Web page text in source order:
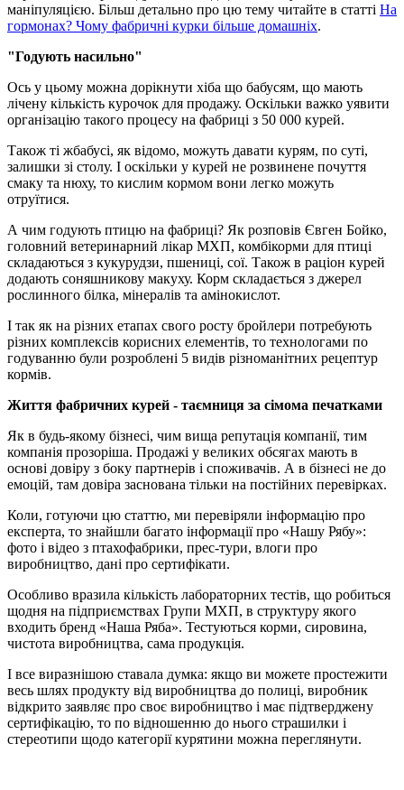
маніпуляцією. Більш детально про цю тему читайте в статті На
гормонах? Чому фабричні курки більше домашніх.
"Годують насильно"
Ось у цьому можна дорікнути хіба що бабусям, що мають
лічену кількість курочок для продажу. Оскільки важко уявити
організацію такого процесу на фабриці з 50 000 курей.
Також ті жбабусі, як відомо, можуть давати курям, по суті,
залишки зі столу. І оскільки у курей не розвинене почуття
смаку та нюху, то кислим кормом вони легко можуть
отруїтися.
А чим годують птицю на фабриці? Як розповів Євген Бойко,
головний ветеринарний лікар МХП, комбікорми для птиці
складаються з кукурудзи, пшениці, сої. Також в раціон курей
додають соняшникову макуху. Корм складається з джерел
рослинного білка, мінералів та амінокислот.
І так як на різних етапах свого росту бройлери потребують
різних комплексів корисних елементів, то технологами по
годуванню були розроблені 5 видів різноманітних рецептур
кормів.
Життя фабричних курей - таємниця за сімома печатками
Як в будь-якому бізнесі, чим вища репутація компанії, тим
компанія прозоріша. Продажі у великих обсягах мають в
основі довіру з боку партнерів і споживачів. А в бізнесі не до
емоцій, там довіра заснована тільки на постійних перевірках.
Коли, готуючи цю статтю, ми перевіряли інформацію про
експерта, то знайшли багато інформації про «Нашу Рябу»:
фото і відео з птахофабрики, прес-тури, влоги про
виробництво, дані про сертифікати.
Особливо вразила кількість лабораторних тестів, що робиться
щодня на підприємствах Групи МХП, в структуру якого
входить бренд «Наша Ряба». Тестуються корми, сировина,
чистота виробництва, сама продукція.
І все виразнішою ставала думка: якщо ви можете простежити
весь шлях продукту від виробництва до полиці, виробник
відкрито заявляє про своє виробництво і має підтверджену
сертифікацію, то по відношенню до нього страшилки і
стереотипи щодо категорії курятини можна переглянути.